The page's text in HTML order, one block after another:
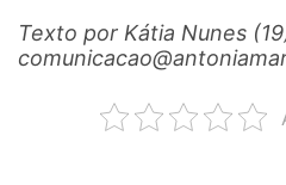
Texto por Kátia Nunes